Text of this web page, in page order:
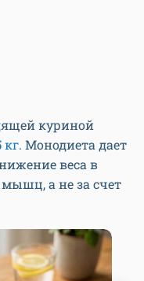
куриной
кг. Монодиета дает
веса в
а не за счет